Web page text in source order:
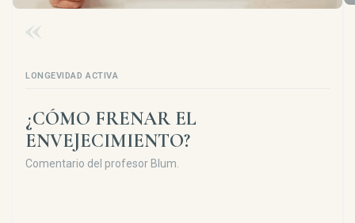
LONGEVIDAD ACTIVA
¿CÓMO FRENAR EL
ENVEJECIMIENTO?
Comentario del profesor Blum.